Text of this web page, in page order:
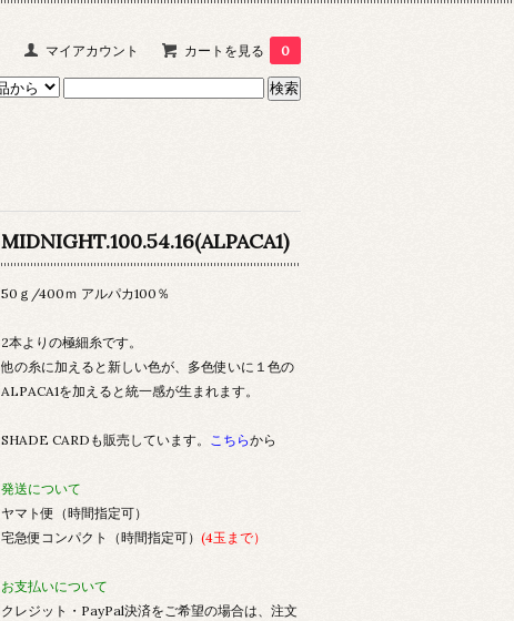
マイアカウント カートを見る 0
MIDNIGHT.100.54.16(ALPACA1)
50ｇ/400ｍ アルパカ100％
2本よりの極細糸です。
他の糸に加えると新しい色が、多色使いに１色の
ALPACA1を加えると統一感が生まれます。
SHADE CARDも販売しています。 こちらから
発送について
ヤマト便（時間指定可）
宅急便コンパクト（時間指定可） (4玉まで）
お支払いについて
クレジット・PayPal決済をご希望の場合は、注文